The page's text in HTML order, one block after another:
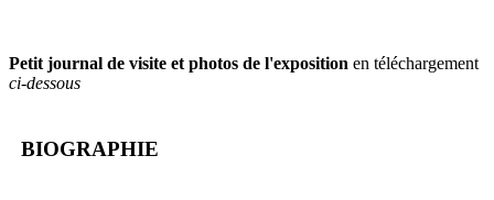
Petit journal de visite et photos de l'exposition en téléchargement
ci-dessous
BIOGRAPHIE